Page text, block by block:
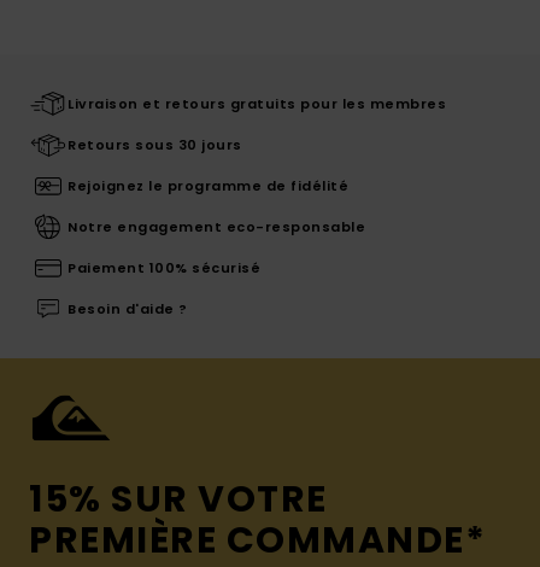
Livraison et retours gratuits pour les membres
Retours sous 30 jours
Rejoignez le programme de fidélité
Notre engagement eco-responsable
Paiement 100% sécurisé
Besoin d'aide ?
15% SUR VOTRE
PREMIÈRE COMMANDE*